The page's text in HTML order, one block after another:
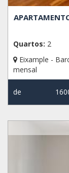
Quartos: 2
Eixample -
mensal
de